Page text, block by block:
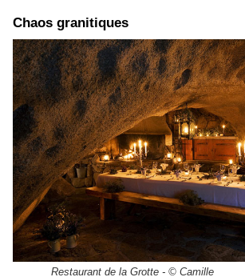
Chaos granitiques
Restaurant de la Grotte - © Camille